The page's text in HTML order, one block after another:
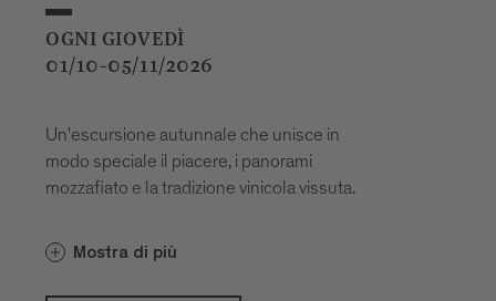
OGNI GIOVEDÌ
01/10-05/11/2026
Un'escursione autunnale che unisce in
modo speciale il piacere, i panorami
mozzafiato e la tradizione vinicola vissuta.
Mostra di più